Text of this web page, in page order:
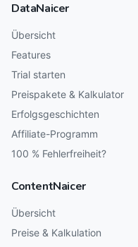
DataNaicer
Übersicht
Features
Trial starten
Preispakete & Kalkulator
Erfolgsgeschichten
Affiliate-Programm
100 % Fehlerfreiheit?
ContentNaicer
Übersicht
Preise & Kalkulation